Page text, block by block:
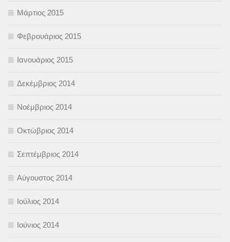
Μάρτιος 2015
Φεβρουάριος 2015
Ιανουάριος 2015
Δεκέμβριος 2014
Νοέμβριος 2014
Οκτώβριος 2014
Σεπτέμβριος 2014
Αύγουστος 2014
Ιούλιος 2014
Ιούνιος 2014